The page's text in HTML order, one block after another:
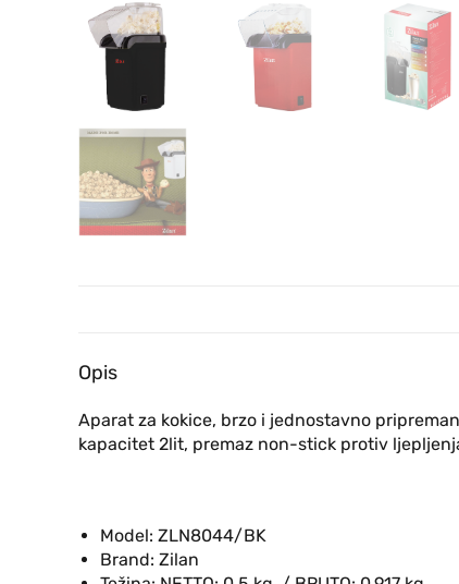
Opis
Aparat za kokice, brzo i jednostavno
kapacitet 2lit, premaz non-stick protiv
Model: ZLN8044/BK
Brand: Zilan